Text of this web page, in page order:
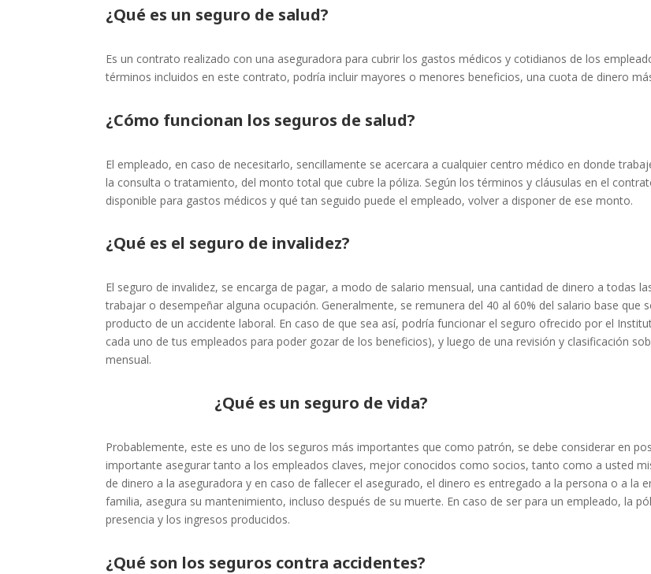
¿Qué es un seguro de salud?
Es un contrato realizado con una aseguradora para cubrir los gastos médicos y cotidianos de los
términos incluidos en este contrato, podría incluir mayores o menores beneficios, una cuota de dinero
¿Cómo funcionan los seguros de salud?
El empleado, en caso de necesitarlo, sencillamente se acercara a cualquier centro médico en donde
la consulta o tratamiento, del monto total que cubre la póliza. Según los términos y cláusulas en el
disponible para gastos médicos y qué tan seguido puede el empleado, volver a disponer de ese monto.
¿Qué es el seguro de invalidez?
El seguro de invalidez, se encarga de pagar, a modo de salario mensual, una cantidad de dinero a todas
trabajar o desempeñar alguna ocupación. Generalmente, se remunera del 40 al 60% del salario base que
producto de un accidente laboral. En caso de que sea así, podría funcionar el seguro ofrecido por el
cada uno de tus empleados para poder gozar de los beneficios), y luego de una revisión y clasificación
mensual.
¿Qué es un seguro de vida?
Probablemente, este es uno de los seguros más importantes que como patrón, se debe considerar en
importante asegurar tanto a los empleados claves, mejor conocidos como socios, tanto como a usted
de dinero a la aseguradora y en caso de fallecer el asegurado, el dinero es entregado a la persona o a la
familia, asegura su mantenimiento, incluso después de su muerte. En caso de ser para un empleado, la
presencia y los ingresos producidos.
¿Qué son los seguros contra accidentes?